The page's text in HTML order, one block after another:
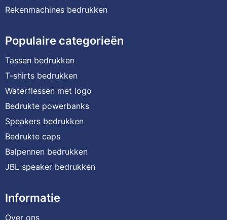
Rekenmachines bedrukken
Populaire categorieën
Tassen bedrukken
T-shirts bedrukken
Waterflessen met logo
Bedrukte powerbanks
Speakers bedrukken
Bedrukte caps
Balpennen bedrukken
JBL speaker bedrukken
Informatie
Over ons